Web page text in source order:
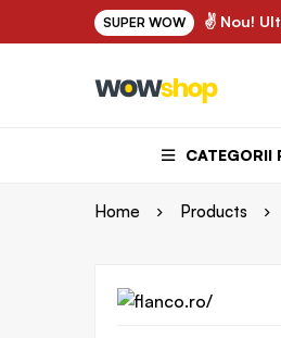
SUPER WOW ✌ Nou!
✌ FLORY.ro - uleiuri vegetale si
CATEGORII
Home Products